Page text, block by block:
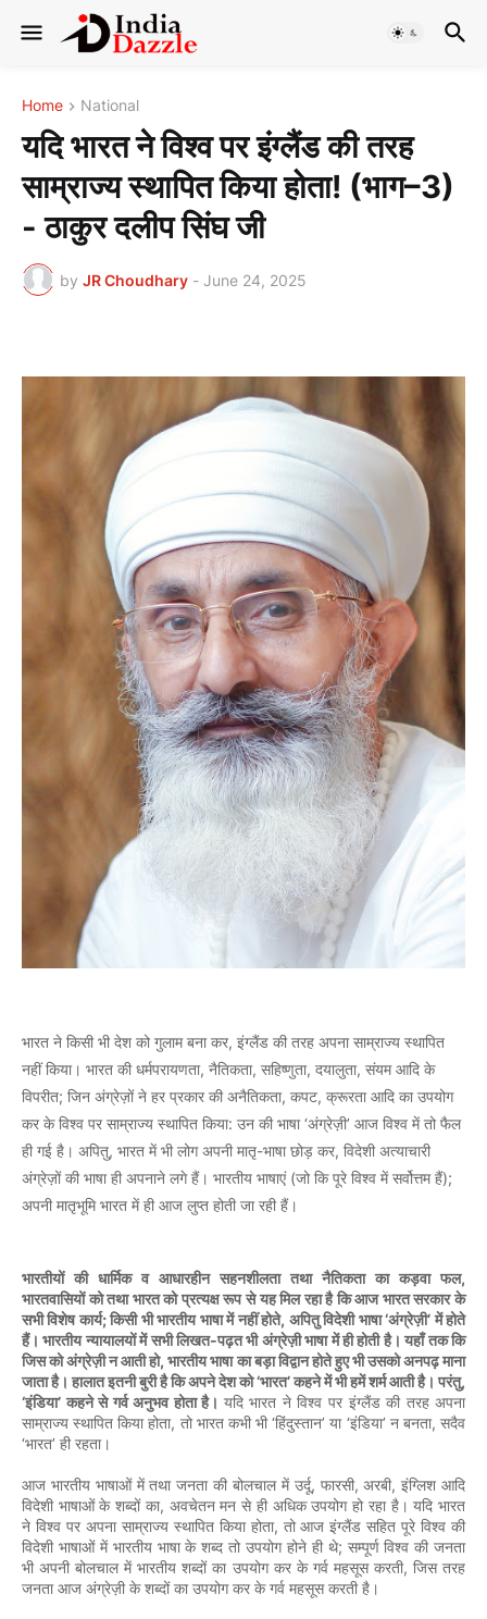
Home National
यदि भारत ने विश्व पर इंग्लैंड की तरह
साम्राज्य स्थापित किया होता! (भाग–3)
- ठाकुर दलीप सिंघ जी
by JR Choudhary - June 24, 2025
भारत ने किसी भी देश को गुलाम बना कर, इंग्लैंड की तरह अपना साम्राज्य स्थापित
नहीं किया। भारत की धर्मपरायणता, नैतिकता, सहिष्णुता, दयालुता, संयम आदि के
विपरीत; जिन अंग्रेज़ों ने हर प्रकार की अनैतिकता, कपट, क्रूरता आदि का उपयोग
कर के विश्व पर साम्राज्य स्थापित किया: उन की भाषा‘अंग्रेज़ी’ आज विश्व में तो फैल
ही गई है। अपितु, भारत में भी लोग अपनी मातृ-भाषा छोड़ कर, विदेशी अत्याचारी
अंग्रेज़ों की भाषा ही अपनाने लगे हैं। भारतीय भाषाएं(जो कि पूरे विश्व में सर्वोत्तम हैं);
अपनी मातृभूमि भारत में ही आज लुप्त होती जा रही हैं।
भारतीयों की धार्मिक व आधारहीन सहनशीलता तथा नैतिकता का कड़वा फल,
भारतवासियों को तथा भारत को प्रत्यक्ष रूप से यह मिल रहा है कि आज भारत सरकार के
सभी विशेष कार्य;किसी भी भारतीय भाषा में नहीं होते, अपितु विदेशी भाषा‘अंग्रेज़ी’ में होते
हैं। भारतीय न्यायालयों में सभी लिखत-पढ़त भी अंग्रेज़ी भाषा में ही होती है। यहाँ तक कि
जिस को अंग्रेज़ी न आती हो,भारतीय भाषा का बड़ा विद्वान होते हुए भी उसको अनपढ़ माना
जाता है। हालात इतनी बुरी है कि अपने देश को‘भारत’ कहने में भी हमें शर्म आती है। परंतु,
‘इंडिया’ कहने से गर्व अनुभव होता है। यदि भारत ने विश्व पर इंग्लैंड की तरह अपना
साम्राज्य स्थापित किया होता, तो भारत कभी भी‘हिंदुस्तान’या‘इंडिया’ न बनता,सदैव
‘भारत’ ही रहता।
आज भारतीय भाषाओं में तथा जनता की बोलचाल में उर्दू, फारसी,अरबी,इंग्लिश आदि
विदेशी भाषाओं के शब्दों का, अवचेतन मन से ही अधिक उपयोग हो रहा है। यदि भारत
ने विश्व पर अपना साम्राज्य स्थापित किया होता, तो आज इंग्लैंड सहित पूरे विश्व की
विदेशी भाषाओं में भारतीय भाषा के शब्द तो उपयोग होने ही थे; सम्पूर्ण विश्व की जनता
भी अपनी बोलचाल में भारतीय शब्दों का उपयोग कर के गर्व महसूस करती,जिस तरह
जनता आज अंग्रेज़ी के शब्दों का उपयोग कर के गर्व महसूस करती है।